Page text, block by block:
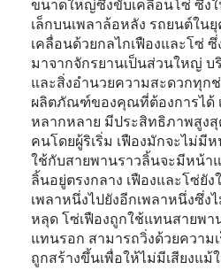
ขนาดใหญ่ซึ่งขับเคลื่อนโซ่ ซึ่งใ
เล็กบนเพลาล้อหลัง รถยนต์ใน
เคลื่อนด้วยกลไกเฟืองและโซ่
มาจากจักรยานเป็นส่วนใหญ่
และสิ่งอำนวยความสะดวกทุกช่
ผลิตภัณฑ์ของคุณที่ต้องการได้
หลากหลาย มีประสิทธิภาพสูงสุ
คนโดยผู้ริเริ่ม เฟืองมักจะไม่มี
ใช้กับสายพานราวลิ้นจะมีหน้า
ลิ้นอยู่ตรงกลาง เฟืองและโซ่ยั
เพลาหนึ่งไปยังอีกเพลาหนึ่งซึ่
หลุด โซ่เฟืองถูกใช้แทนสายพา
แทนรอก สามารถวิ่งด้วยความ
ถูกสร้างขึ้นเพื่อให้ไม่มีเสียงแม้